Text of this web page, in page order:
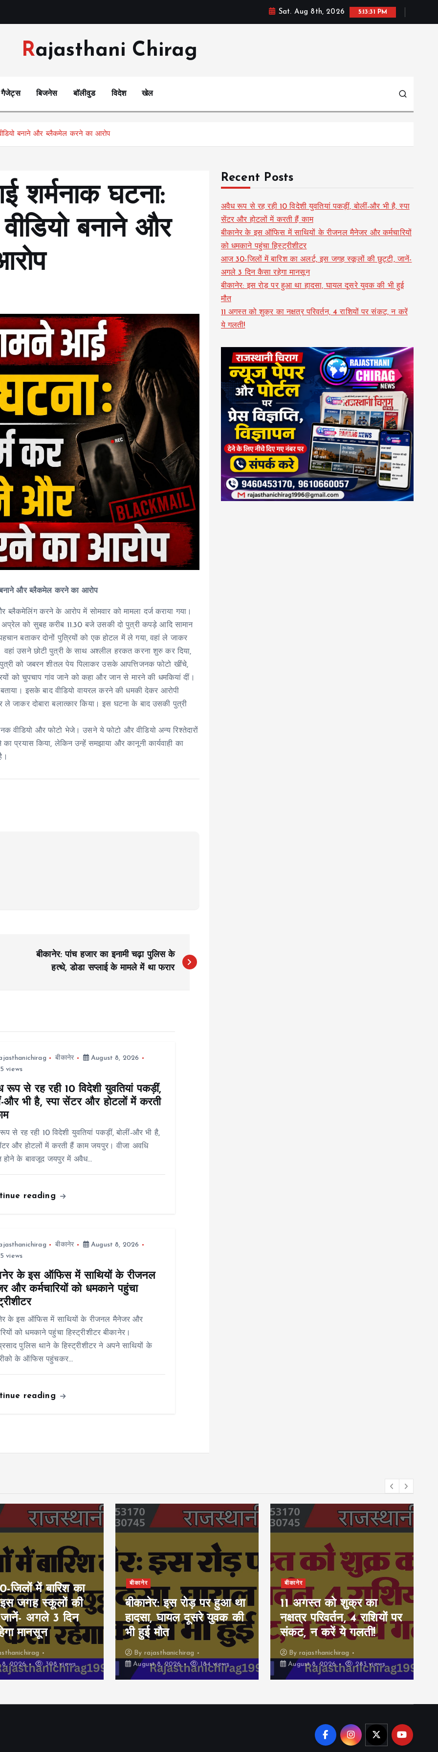
Sat. Aug 8th, 2026 5:13:32 PM
Rajasthani Chirag
गैजेट्स बिजनेस बॉलीवुड विदेश खेल
बनाने और ब्लैकमेल करने का आरोप
शर्मनाक घटना:
बनाने और
बनाने और ब्लैकमेल करने का आरोप
करने के आरोप में सोमवार को मामला दर्ज कराया गया।
अप्रेल को सुबह करीब 11.30 बजे उसकी दो पुत्री कपड़े आदि सामान
बताकर दोनों पुत्रियों को एक होटल में ले गया, वहां ले जाकर
उसने छोटी पुत्री के साथ अश्लील हरकत करना शुरु कर दिया,
पुत्री को जबरन शीतल पेय पिलाकर उसके आपत्तिजनक फोटो खींचे,
को चुपचाप गांव जाने को कहा और जान से मारने की धमकियां दीं।
इसके बाद वीडियो वायरल करने की धमकी देकर आरोपी
जाकर दोबारा बलात्कार किया। इस घटना के बाद उसकी पुत्री
वीडियो और फोटो भेजे। उसने ये फोटो और वीडियो अन्य रिश्तेदारों
प्रयास किया, लेकिन उन्हें समझाया और कानूनी कार्यवाही का
बीकानेर: पांच हजार का इनामी चढ़ा पुलिस के
हत्थे, डोडा सप्लाई के मामले में था फरार
बीकानेर
August 8, 2026
views
रूप से रह रही 10 विदेशी युवतियां पकड़ीं,
और भी है, स्पा सेंटर और होटलों में करती
से रह रही 10 विदेशी युवतियां पकड़ीं, बोलीं-और भी है,
और होटलों में करती हैं काम जयपुर। वीजा अवधि
होने के बावजूद जयपुर में अवैध…
reading
बीकानेर
August 8, 2026
views
के इस ऑफिस में साथियों के रीजनल
और कर्मचारियों को धमकाने पहुंचा
के इस ऑफिस में साथियों के रीजनल मैनेजर और
को धमकाने पहुंचा हिस्ट्रीशीटर बीकानेर।
पुलिस थाने के हिस्ट्रीशीटर ने अपने साथियों के
के ऑफिस पहुंचकर…
reading
Recent Posts
अवैध रूप से रह रही 10 विदेशी युवतियां पकड़ीं, बोलीं-और भी है, स्पा
सेंटर और होटलों में करती हैं काम
बीकानेर के इस ऑफिस में साथियों के रीजनल मैनेजर और कर्मचारियों
को धमकाने पहुंचा हिस्ट्रीशीटर
आज 30-जिलों में बारिश का अलर्ट, इस जगह स्कूलों की छुट्टी, जानें-
अगले 3 दिन कैसा रहेगा मानसून
बीकानेर: इस रोड़ पर हुआ था हादसा, घायल दूसरे युवक की भी हुई
मौत
11 अगस्त को शुक्र का नक्षत्र परिवर्तन, 4 राशियों पर संकट, न करें
ये गलती!
में बारिश का
जगह स्कूलों की
अगले 3 दिन
मानसून
8, 2026
308 views
बीकानेर
बीकानेर: इस रोड़ पर हुआ था
हादसा, घायल दूसरे युवक की
भी हुई मौत
By rajasthanichirag
August 8, 2026
184 views
बीकानेर
11 अगस्त को शुक्र का
नक्षत्र परिवर्तन, 4 राशियों पर
संकट, न करें ये गलती!
By rajasthanichirag
August 8, 2026
283 views